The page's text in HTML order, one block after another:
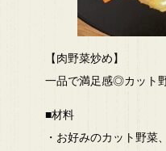
【肉野菜炒め】
一品で満足感◎カット
■材料
・お好みのカット野菜